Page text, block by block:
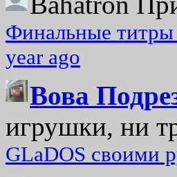
Финальные титры
year ago
Вова
игрушки, ни
GLaDOS своими